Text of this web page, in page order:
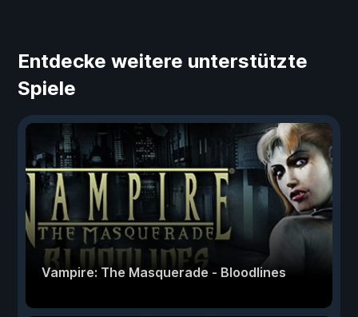
Entdecke weitere unterstützte
Spiele
Vampire: The Masquerade - Bloodlines